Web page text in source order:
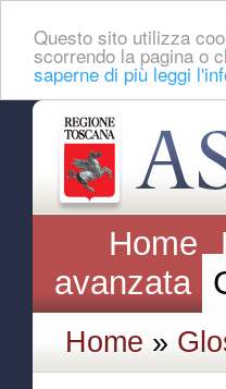
Questo sito utilizza
scorrendo la pagina o
saperne di più leggi
Home
avanzata
Home »